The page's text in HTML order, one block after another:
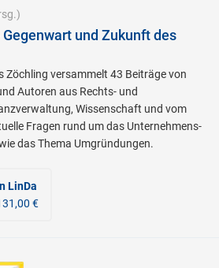
und Zukunft des
Zöchling versammelt 43 Beiträge von
Autoren aus Rechts- und
Wissenschaft und vom
Fragen rund um das Unternehmens-
das Thema Umgründungen.
LinDa
€